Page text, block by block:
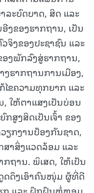
ລະບົດບາດ, ສິດ ແລະ
ຂອງຮາກຖານ, ເປັນ
ຈິງຂອງປະຊາຊົນ ແລະ
ງພັກລົງສູ່ຮາກຖານ,
ຮາກຖານການເມືອງ,
ຂຄວາມທຸກຍາກ ແລະ
ໃຫ້ຕາແສງເປັນບ່ອນ
ກສູງສິດເປັນເຈົ້າ ຂອງ
ຽກງານປ້ອງກັນຊາດ,
າສິ່ງແວດລ້ອມ ແລະ
ຖານ. ພິເສດ, ໃຫ້ເປັນ
ດດຶງເອົາຄົນໜຸ່ມ ຜູ້ທີ່ດີ